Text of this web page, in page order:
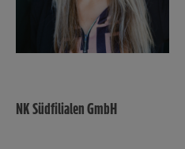
NK Südfilialen GmbH